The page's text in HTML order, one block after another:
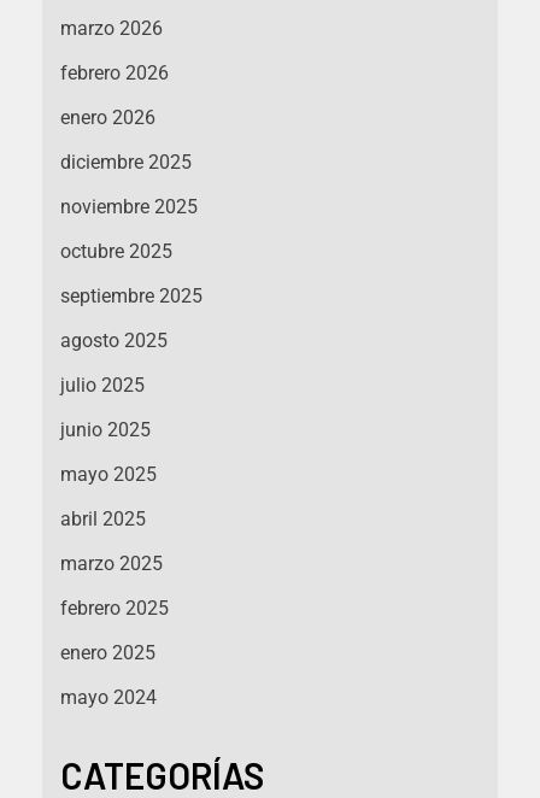
marzo 2026
febrero 2026
enero 2026
diciembre 2025
noviembre 2025
octubre 2025
septiembre 2025
agosto 2025
julio 2025
junio 2025
mayo 2025
abril 2025
marzo 2025
febrero 2025
enero 2025
mayo 2024
CATEGORÍAS